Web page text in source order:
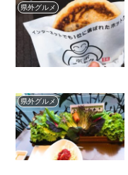
県外グルメ
県外グルメ